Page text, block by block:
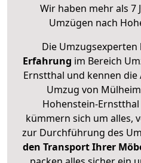
Wir haben mehr als 7
Umzügen nach
Die Umzugsexperten
Erfahrung im Bereich
Ernstthal und kennen
Umzug von
Hohenstein-
kümmern sich um alles,
zur Durchführung des
den Transport Ihrer